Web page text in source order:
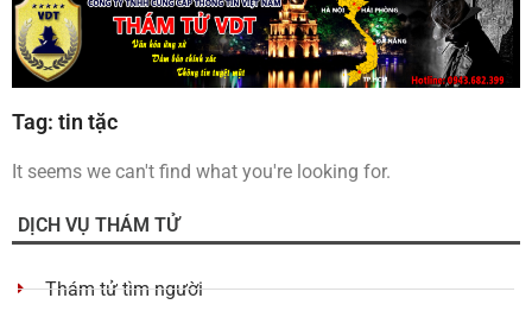
Tag: tin tặc
It seems we can't find what you're looking for.
DỊCH VỤ THÁM TỬ
Thám tử tìm người